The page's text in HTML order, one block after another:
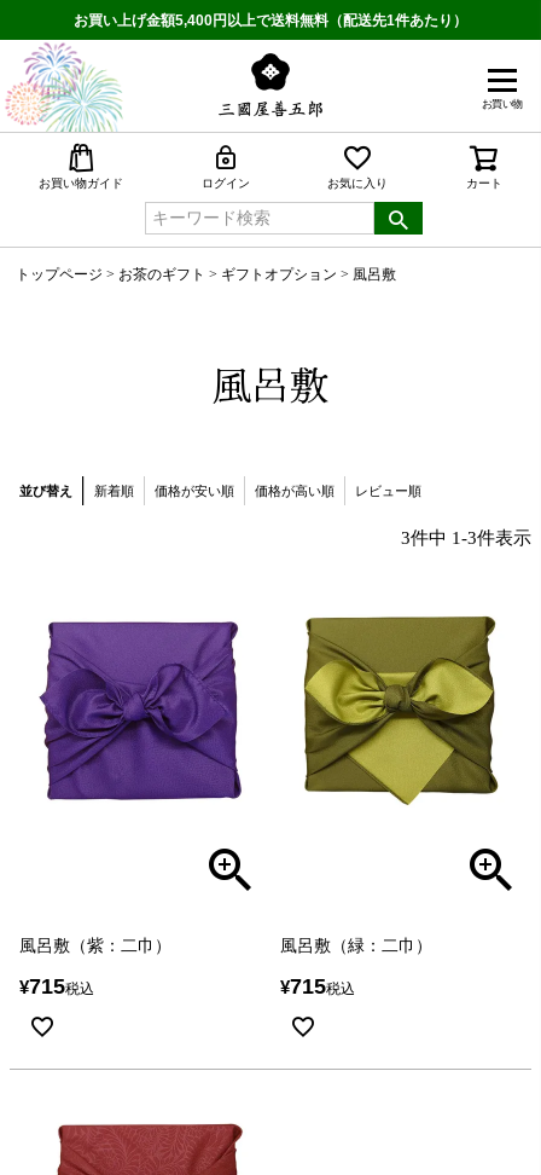
お買い上げ金額5,400円以上で送料無料（配送先1件あたり）
お買い物
お買い物ガイド ログイン お気に入り カート
トップページ お茶のギフト ギフトオプション 風呂敷
風呂敷
並び替え 新着順 価格が安い順 価格が高い順 レビュー順
3件中 1-3件表示
風呂敷（紫：二巾）
¥715税込
風呂敷（緑：二巾）
¥715税込